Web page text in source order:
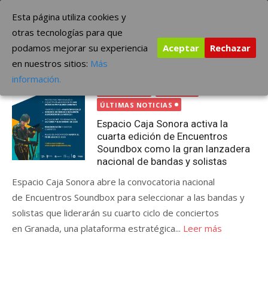
contenido
The Borderline Music
Etiqueta:Encuentros Soundbox
ÚLTIMAS NOTICIAS
Espacio Caja Sonora activa la
cuarta edición de Encuentros
Soundbox como la gran lanzadera
nacional de bandas y solistas
Espacio Caja Sonora abre la convocatoria nacional
de Encuentros Soundbox para seleccionar a las bandas y
solistas que liderarán su cuarto ciclo de conciertos
en Granada, una plataforma estratégica... Leer más
Esta página utiliza cookies y
otras tecnologías para que
podamos mejorar su experiencia
en nuestros sitios: Más
información.
Aceptar Rechazar